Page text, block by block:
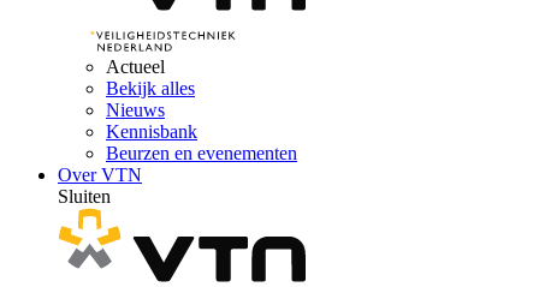
Actueel
Bekijk alles
Nieuws
Kennisbank
Beurzen en evenementen
Over VTN
Sluiten